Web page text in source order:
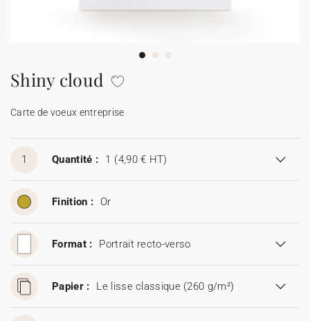
★ Demande d'échantillons
Menus
Présentoirs comptoir
Stickers
Shiny cloud
Carte de voeux entreprise
1 Quantité : 1 (4,90 € HT)
Finition : Or
Format : Portrait recto-verso
Papier : Le lisse classique (260 g/m²)